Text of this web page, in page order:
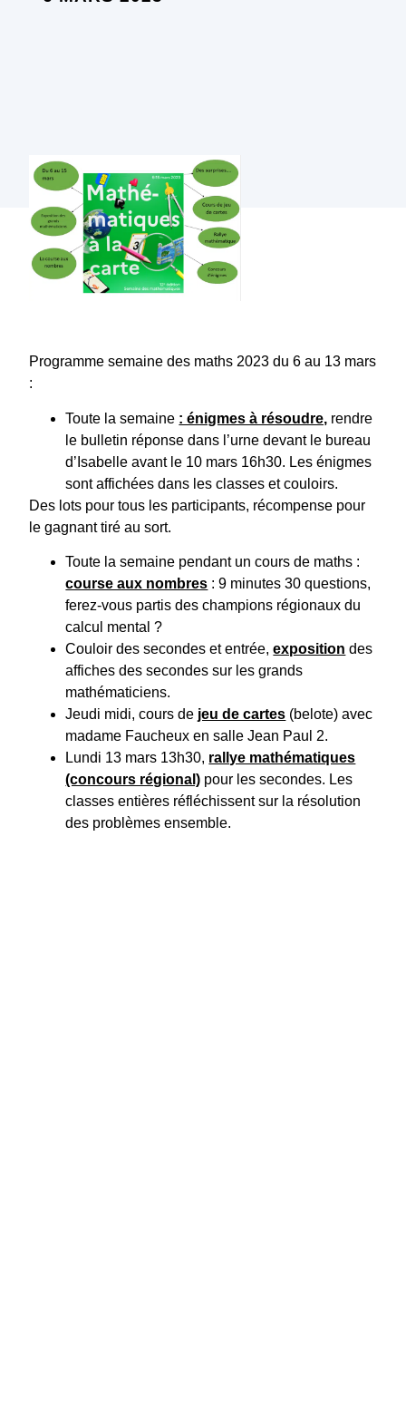
Programme semaine des maths 2023 du 6 au 13 mars
:
Toute la semaine : énigmes à résoudre, rendre
le bulletin réponse dans l’urne devant le bureau
d’Isabelle avant le 10 mars 16h30. Les énigmes
sont affichées dans les classes et couloirs.
Des lots pour tous les participants, récompense pour
le gagnant tiré au sort.
Toute la semaine pendant un cours de maths :
course aux nombres : 9 minutes 30 questions,
ferez-vous partis des champions régionaux du
calcul mental ?
Couloir des secondes et entrée,exposition des
affiches des secondes sur les grands
mathématiciens.
Jeudi midi, cours de jeu de cartes (belote) avec
madame Faucheux en salle Jean Paul 2.
Lundi 13 mars 13h30, rallye mathématiques
(concours régional) pour les secondes. Les
classes entières réfléchissent sur la résolution
des problèmes ensemble.